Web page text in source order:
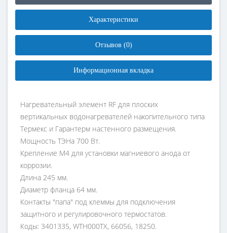
Характеристики
Отзывов (0)
Информационная вкладка
Нагревательный элемент RF для плоских
вертикальных водонагревателей накопительного типа
Термекс и Гарантерм настенного размещения.
Мощность ТЭНа 700 Вт.
Крепление M4 для установки магниевого анода от
коррозии.
Длина 245 мм.
Диаметр фланца 64 мм.
Контакты "папа" под клеммы для подключения
защитного и регулировочного термостатов.
Коды: 3401335, WTH000TX, 66056, 18250.